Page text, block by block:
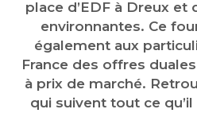
place d’EDF à Dreux et
environnantes. Ce
également aux
France des offres
à prix de marché.
qui suivent tout ce